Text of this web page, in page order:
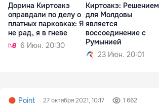
Дорина Киртоакэ
оправдали по делу о
платных парковках: Я
не рад, я в гневе
6 Июн. 20:30
Киртоакэ: Решением
для Молдовы
является
воссоединение с
Румынией
23 Июн. 20:01
Point 27 октября 2021, 10:17 1 662